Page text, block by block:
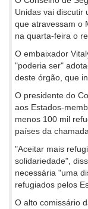
Unidas vai discutir
que atravessam o
na quarta-feira o
O embaixador
"poderia ser"
deste órgão, que
O presidente do
aos Estados-
menos 100 mil
países da
"Aceitar mais
solidariedade",
necessária "uma
refugiados pelos
O alto comissário